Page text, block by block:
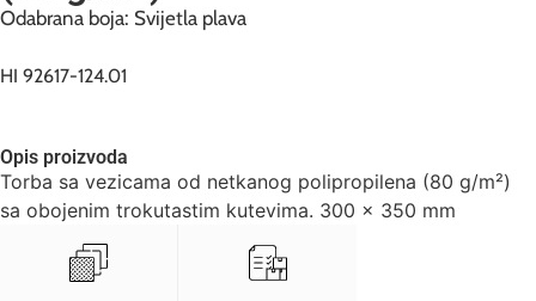
Odabrana boja: Svijetla plava
HI 92617-124.01
Opis proizvoda
Torba sa vezicama od netkanog polipropilena (80 g/m²)
sa obojenim trokutastim kutevima. 300 x 350 mm